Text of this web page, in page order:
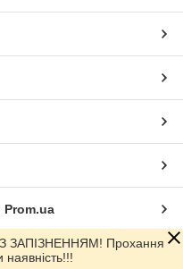
Prom.ua
Прохання